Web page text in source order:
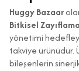
Huggy Bazaar
Bitkisel
yönetimi
takviye ürünüdür.
bileşenlerin